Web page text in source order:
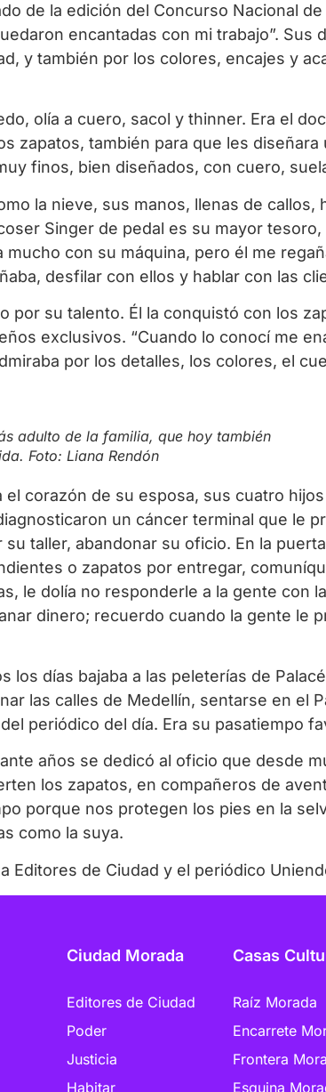
de la edición del Concurso Nacional
encantadas con mi trabajo”.
y también por los colores, encajes y
olía a cuero, sacol y thinner. Era el
zapatos, también para que les
finos, bien diseñados, con cuero,
la nieve, sus manos, llenas de
Singer de pedal es su mayor
con su máquina, pero él me
desfilar con ellos y hablar con las
por su talento. Él la conquistó con los
exclusivos. “Cuando lo conocí me
por los detalles, los colores, el
adulto de la familia, que hoy también
Foto: Liana Rendón
corazón de su esposa, sus cuatro
un cáncer terminal que le
taller, abandonar su oficio. En la
o zapatos por entregar,
le dolía no responderle a la gente con
dinero; recuerdo cuando la gente le
los días bajaba a las peleterías de
las calles de Medellín, sentarse en el
periódico del día. Era su pasatiempo
años se dedicó al oficio que desde
los zapatos, en compañeros de
porque nos protegen los pies en la
como la suya.
Editores de Ciudad y el periódico
Ciudad Morada
Editores de Ciudad
Poder
Justicia
Habitar
Casas
Raíz Morada
Encarrete
Frontera
Esquina